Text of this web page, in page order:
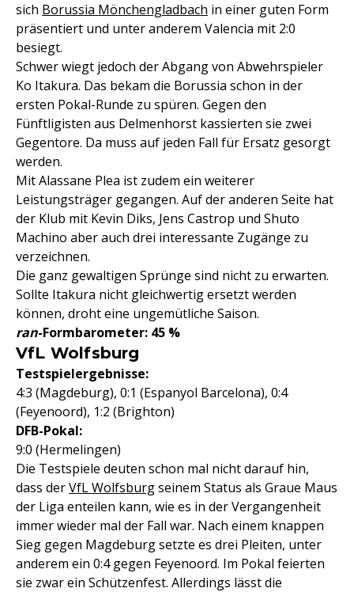
sich Borussia Mönchengladbach in einer guten Form
präsentiert und unter anderem Valencia mit 2:0
besiegt.
Schwer wiegt jedoch der Abgang von Abwehrspieler
Ko Itakura. Das bekam die Borussia schon in der
ersten Pokal-Runde zu spüren. Gegen den
Fünftligisten aus Delmenhorst kassierten sie zwei
Gegentore. Da muss auf jeden Fall für Ersatz gesorgt
werden.
Mit Alassane Plea ist zudem ein weiterer
Leistungsträger gegangen. Auf der anderen Seite hat
der Klub mit Kevin Diks, Jens Castrop und Shuto
Machino aber auch drei interessante Zugänge zu
verzeichnen.
Die ganz gewaltigen Sprünge sind nicht zu erwarten.
Sollte Itakura nicht gleichwertig ersetzt werden
können, droht eine ungemütliche Saison.
ran-Formbarometer: 45 %
VfL Wolfsburg
Testspielergebnisse:
4:3 (Magdeburg), 0:1 (Espanyol Barcelona), 0:4
(Feyenoord), 1:2 (Brighton)
DFB-Pokal:
9:0 (Hermelingen)
Die Testspiele deuten schon mal nicht darauf hin,
dass derVfL Wolfsburgseinem Status als Graue Maus
der Liga enteilen kann, wie es in der Vergangenheit
immer wieder mal der Fall war. Nach einem knappen
Sieg gegen Magdeburg setzte es drei Pleiten, unter
anderem ein 0:4 gegen Feyenoord. Im Pokal feierten
sie zwar ein Schützenfest. Allerdings lässt die